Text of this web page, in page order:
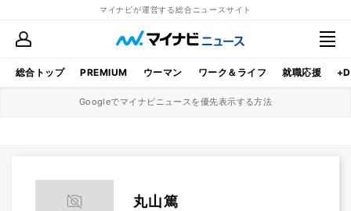
マイナビが運営する総合ニュースサイト
総合トップ PREMIUM ウーマン ワーク＆ライフ 就職応援
Googleでマイナビニュースを優先表示する方法
丸山篤